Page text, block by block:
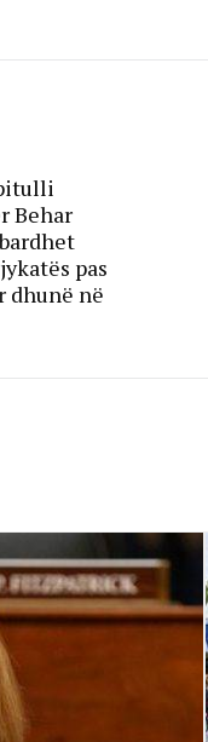
Behar
pas
dhunë në